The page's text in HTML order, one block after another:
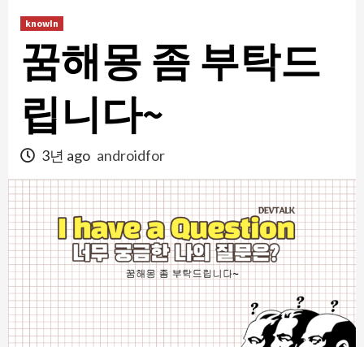
knowIn
꿈해몽 좀 부탁드
립니다~
3년 ago androidfor